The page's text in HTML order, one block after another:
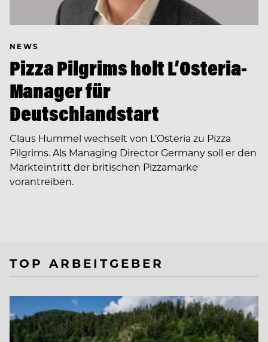
NEWS
Pizza Pilgrims holt L’Osteria-
Manager für
Deutschlandstart
Claus Hummel wechselt von L’Osteria zu Pizza
Pilgrims. Als Managing Director Germany soll er den
Markteintritt der britischen Pizzamarke
vorantreiben.
TOP ARBEITGEBER